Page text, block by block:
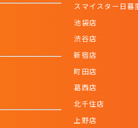
スマイスター日暮
池袋店
渋谷店
新宿店
町田店
葛西店
北千住店
上野店